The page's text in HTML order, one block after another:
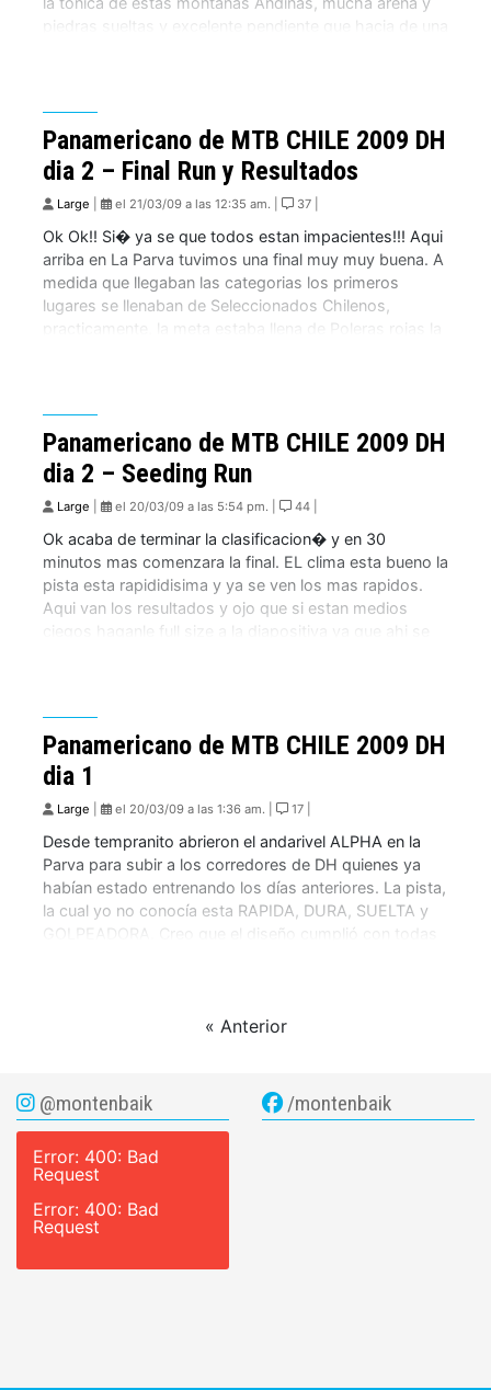
piedras sueltas y excelente pendiente que hacia de una
Panamericano de MTB CHILE 2009 DH
dia 2 – Final Run y Resultados
Large el 21/03/09 a las 12:35 am. | 37 |
Ok Ok!! Si� ya se que todos estan impacientes!!! Aqui
arriba en La Parva tuvimos una final muy muy buena. A
medida que llegaban las categorias los primeros
lugares se llenaban de Seleccionados Chilenos,
practicamente, la meta estaba llena de Poleras rojas la
Panamericano de MTB CHILE 2009 DH
dia 2 – Seeding Run
Large el 20/03/09 a las 5:54 pm. | 44 |
Ok acaba de terminar la clasificacion� y en 30
minutos mas comenzara la final. EL clima esta bueno la
pista esta rapididisima y ya se ven los mas rapidos.
Aqui van los resultados y ojo que si estan medios
ciegos haganle full size a la diapositiva ya que ahi se
Panamericano de MTB CHILE 2009 DH
dia 1
Large el 20/03/09 a las 1:36 am. | 17 |
Desde tempranito abrieron el andarivel ALPHA en la
Parva para subir a los corredores de DH quienes ya
habían estado entrenando los días anteriores. La pista,
la cual yo no conocía esta RAPIDA, DURA, SUELTA y
GOLPEADORA. Creo que el diseño cumplió con todas
« Anterior
@montenbaik
Error: 400: Bad
Request
Error: 400: Bad
Request
/montenbaik